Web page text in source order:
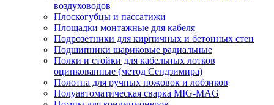
воздуховодов
Плоскогубцы и пассатижи
Площадки монтажные для кабеля
Подрозетники для кирпичных и бетонных стен
Подшипники шариковые радиальные
Полки и стойки для кабельных лотков
оцинкованные (метод Сендзимира)
Полотна для ручных ножовок и лобзиков
Полуавтоматическая сварка MIG-MAG